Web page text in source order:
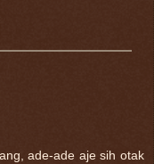
ade-ade aje sih otak